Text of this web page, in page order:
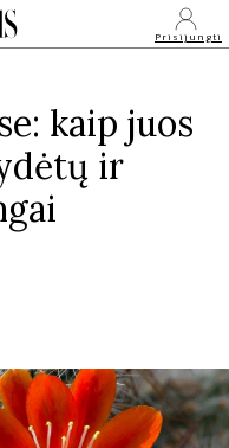
Prisijungti
kaip juos
ir